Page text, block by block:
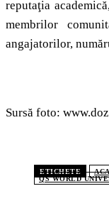
reputaţia
membrilor
angajatorilor,
Sursă foto:
ETICHETE
QS WORLD